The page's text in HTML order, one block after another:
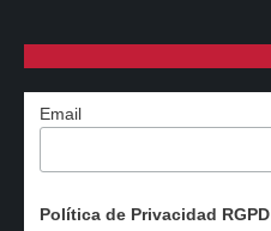
Email
Política de Privacidad RGPD